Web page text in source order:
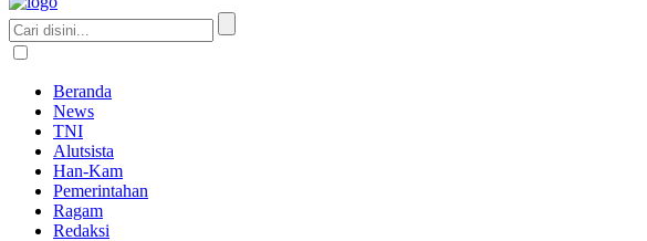
Beranda
News
TNI
Alutsista
Han-Kam
Pemerintahan
Ragam
Redaksi